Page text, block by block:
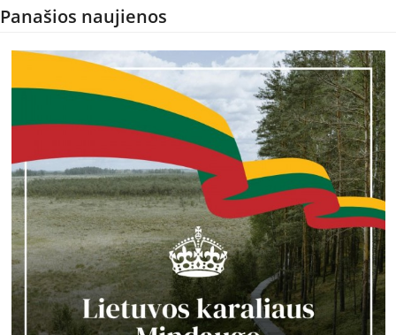
Panašios naujienos